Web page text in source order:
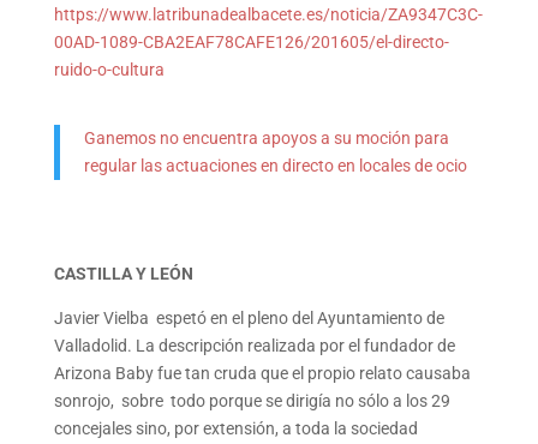
https://www.latribunadealbacete.es/noticia/ZA9347C3C-
00AD-1089-CBA2EAF78CAFE126/201605/el-directo-
ruido-o-cultura
Ganemos no encuentra apoyos a su moción para
regular las actuaciones en directo en locales de ocio
CASTILLA Y LEÓN
Javier Vielba espetó en el pleno del Ayuntamiento de
Valladolid. La descripción realizada por el fundador de
Arizona Baby fue tan cruda que el propio relato causaba
sonrojo, sobre todo porque se dirigía no sólo a los 29
concejales sino, por extensión, a toda la sociedad